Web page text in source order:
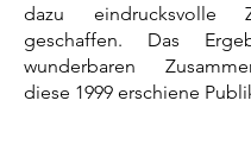
dazu eindrucksvolle
geschaffen. Das
wunderbaren
diese 1999 erschiene